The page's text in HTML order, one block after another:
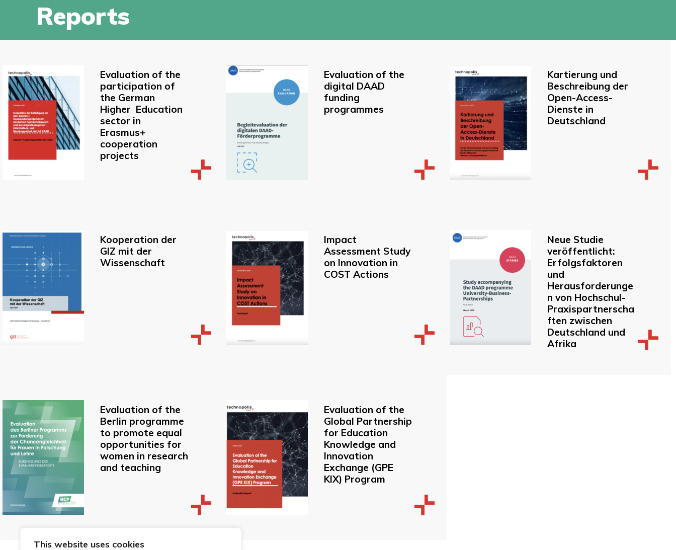
This website uses cookies
Reports
Evaluation of the
participation of
the German
Higher Education
sector in
Erasmus+
cooperation
projects
Evaluation of the
digital DAAD
funding
programmes
Kartierung und
Beschreibung der
Open-Access-
Dienste in
Deutschland
Kooperation der
GIZ mit der
Wissenschaft
Impact
Assessment Study
on Innovation in
COST Actions
Neue Studie
veröffentlicht:
Erfolgsfaktoren
und
Herausforderunge
n von Hochschul-
Praxispartnerscha
ften zwischen
Deutschland und
Afrika
Evaluation of the
Berlin programme
to promote equal
opportunities for
women in research
and teaching
Evaluation of the
Global Partnership
for Education
Knowledge and
Innovation
Exchange (GPE
KIX) Program